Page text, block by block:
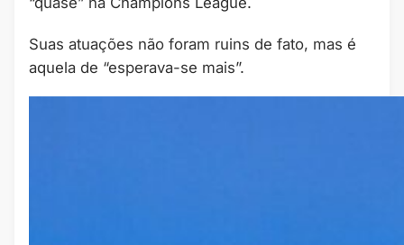
Suas atuações não foram ruins de fato, mas é
aquela de “esperava-se mais”.